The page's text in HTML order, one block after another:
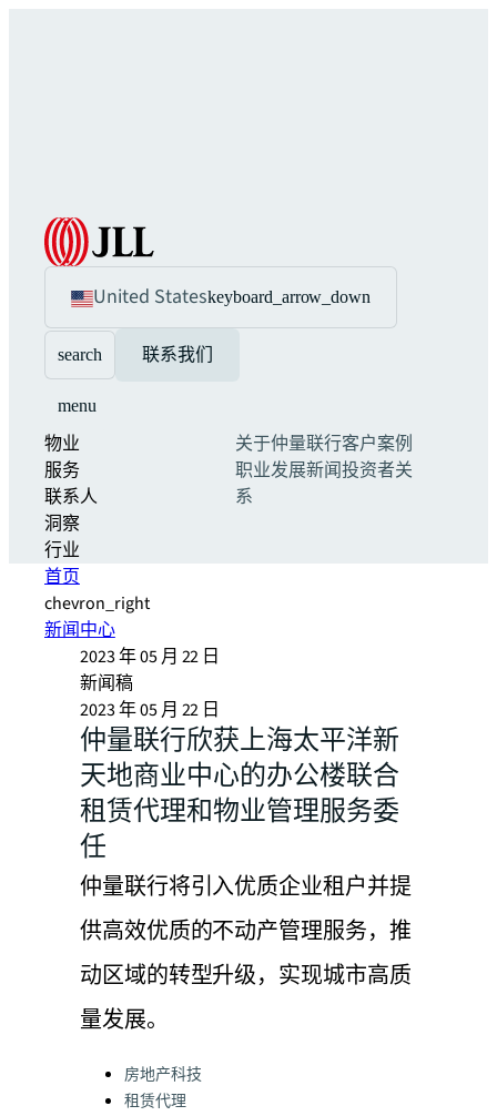
United Stateskeyboard_arrow_down
search 联系我们
menu
物业
服务
联系人
洞察
行业
关于仲量联行客户案例
职业发展新闻投资者关
系
首页
chevron_right
新闻中心
2023 年 05 月 22 日
新闻稿
2023 年 05 月 22 日
仲量联行欣获上海太平洋新
天地商业中心的办公楼联合
租赁代理和物业管理服务委
任
仲量联行将引入优质企业租户并提
供高效优质的不动产管理服务，推
动区域的转型升级，实现城市高质
量发展。
Categories:
房地产科技
租赁代理